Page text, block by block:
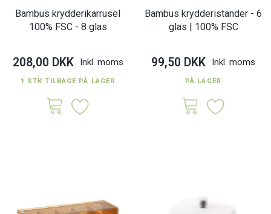
Bambus krydderikarrusel
100% FSC - 8 glas
208,00 DKK Inkl. moms
1 STK TILBAGE PÅ LAGER
Bambus krydderistander - 6
glas | 100% FSC
99,50 DKK Inkl. moms
PÅ LAGER